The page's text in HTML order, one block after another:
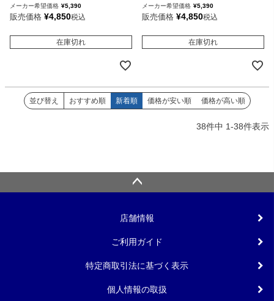
メーカー希望価格 ¥5,390
販売価格 ¥4,850税込
在庫切れ
メーカー希望価格 ¥5,390
販売価格 ¥4,850税込
在庫切れ
並び替え おすすめ順 新着順 価格が安い順 価格が高い順
38件中 1-38件表示
店舗情報
ご利用ガイド
特定商取引法に基づく表示
個人情報の取扱